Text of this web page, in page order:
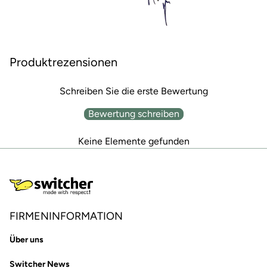
Produktrezensionen
Schreiben Sie die erste Bewertung
Bewertung schreiben
Keine Elemente gefunden
FIRMENINFORMATION
Über uns
Switcher News